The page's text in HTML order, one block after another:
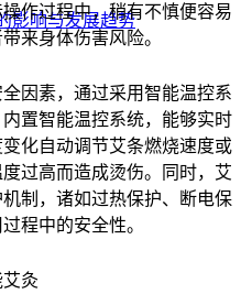
影响与发展趋势
作过程中，稍有不慎便容易
来身体伤害风险。
因素，通过采用智能温控系
置智能温控系统，能够实时
化自动调节艾条燃烧速度或
过高而造成烫伤。同时，艾
制，诸如过热保护、断电保
程中的安全性。